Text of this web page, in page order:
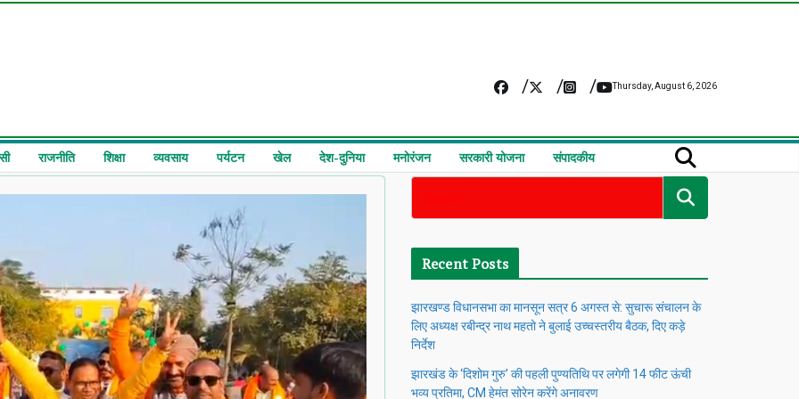
Thursday, August 6, 2026
राजनीति शिक्षा व्यवसाय पर्यटन खेल देश-दुनिया मनोरंजन सरकारी योजना संपादकीय
Recent Posts
झारखण्ड विधानसभा का मानसून सत्र 6 अगस्त से: सुचारू संचालन के
लिए अध्यक्ष रबीन्द्र नाथ महतो ने बुलाई उच्चस्तरीय बैठक, दिए कड़े
निर्देश
झारखंड के ‘दिशोम गुरु’ की पहली पुण्यतिथि पर लगेगी 14 फीट ऊंची
भव्य प्रतिमा, CM हेमंत सोरेन करेंगे अनावरण